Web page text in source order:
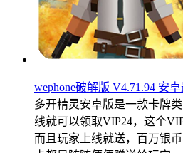
wephone破解版 V4.71.94 安
多开精灵安卓版是一款卡牌
线就可以领取VIP24，这个
而且玩家上线就送，百万银